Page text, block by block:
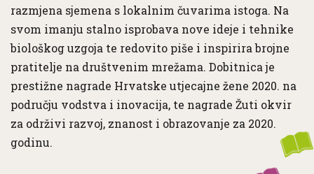
razmjena sjemena s lokalnim čuvarima istoga. Na
svom imanju stalno isprobava nove ideje i tehnike
biološkog uzgoja te redovito piše i inspirira brojne
pratitelje na društvenim mrežama. Dobitnica je
prestižne nagrade Hrvatske utjecajne žene 2020. na
području vodstva i inovacija, te nagrade Žuti okvir
za održivi razvoj, znanost i obrazovanje za 2020.
godinu.